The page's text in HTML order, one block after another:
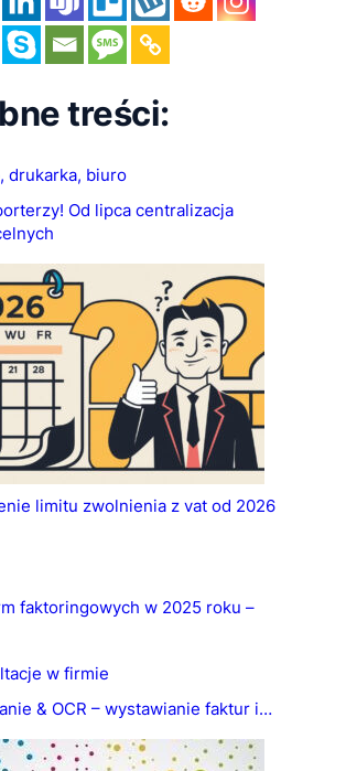
treści:
Od lipca centralizacja
limitu zwolnienia z vat od 2026
faktoringowych w 2025 roku –
& OCR – wystawianie faktur i…